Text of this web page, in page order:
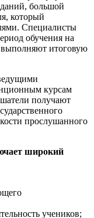
большой
который
Специалисты
обучения на
выполняют итоговую
курсам
получают
прослушанного
широкий
учеников;